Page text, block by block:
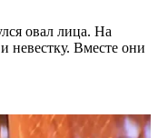
овал лица. На
невестку. Вместе они